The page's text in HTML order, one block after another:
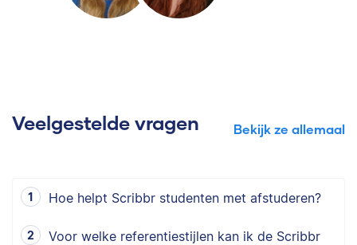
Veelgestelde vragen Bekijk ze allemaal
Hoe helpt Scribbr studenten met afstuderen?
Voor welke referentiestijlen kan ik de Scribbr